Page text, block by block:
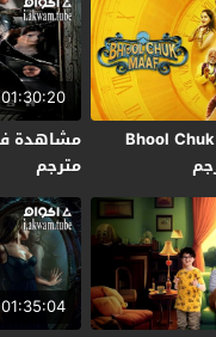
مشاهدة فيلم Bhool Chuk
01:30:20
مترجم
01:35:04